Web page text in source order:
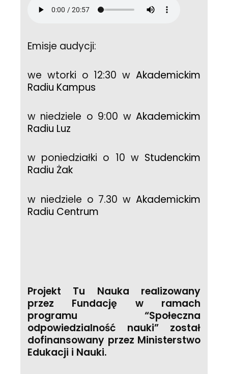
Emisje audycji:
we wtorki o 12:30 w Akademickim
Radiu Kampus
w niedziele o 9:00 w Akademickim
Radiu Luz
w poniedziałki o 10 w Studenckim
Radiu Żak
w niedziele o 7.30 w Akademickim
Radiu Centrum
Projekt Tu Nauka realizowany
przez Fundację w ramach
programu “Społeczna
odpowiedzialność nauki” został
dofinansowany przez Ministerstwo
Edukacji i Nauki.